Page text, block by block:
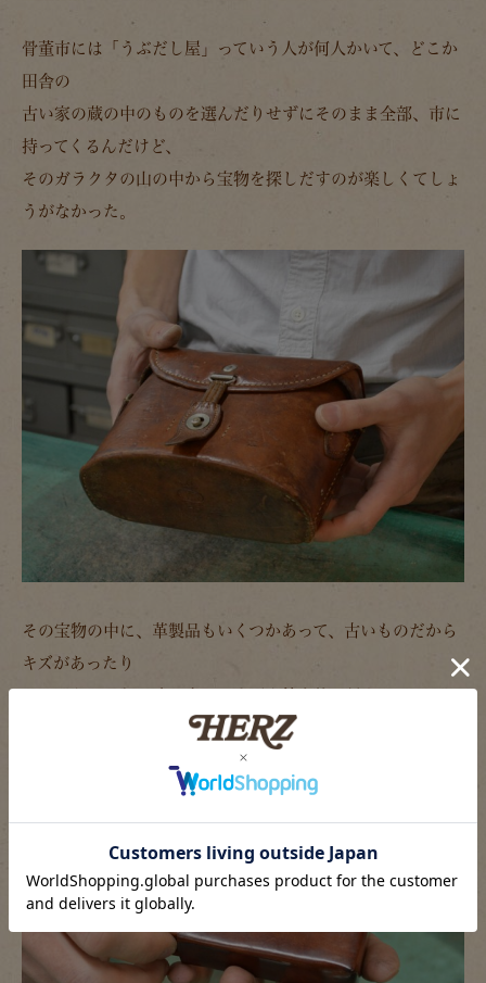
骨董市には「うぶだし屋」っていう人が何人かいて、どこか
田舎の
古い家の蔵の中のものを選んだりせずにそのまま全部、市に
持ってくるんだけど、
そのガラクタの山の中から宝物を探しだすのが楽しくてしょ
うがなかった。
その宝物の中に、革製品もいくつかあって、古いものだから
キズがあったり